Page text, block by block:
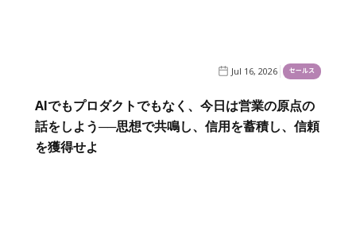
Jul 16, 2026 セールス
AIでもプロダクトでもなく、今日は営業の原点の
話をしよう──思想で共鳴し、信用を蓄積し、信頼
を獲得せよ